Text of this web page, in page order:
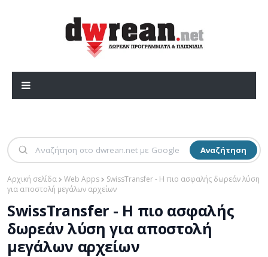
Αναζήτηση
Αρχική σελίδα Web Apps
SwissTransfer - Η πιο ασφαλής δωρεάν λύση
για αποστολή μεγάλων αρχείων
SwissTransfer - Η πιο ασφαλής
δωρεάν λύση για αποστολή
μεγάλων αρχείων